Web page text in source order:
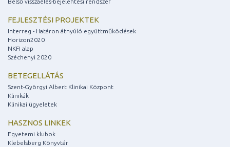
Belső visszaélés-bejelentési rendszer
FEJLESZTÉSI PROJEKTEK
Interreg - Határon átnyúló együttműködések
Horizon2020
NKFI alap
Széchenyi 2020
BETEGELLÁTÁS
Szent-Györgyi Albert Klinikai Központ
Klinikák
Klinikai ügyeletek
HASZNOS LINKEK
Egyetemi klubok
Klebelsberg Könyvtár